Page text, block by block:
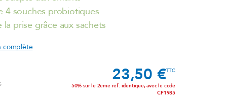
4 souches probiotiques
la prise grâce aux sachets
complète
Prix
23,50 €TTC
50% sur le 2ème réf. identique, avec le code
CF1985